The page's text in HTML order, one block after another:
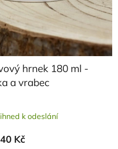
hrnek 180 ml -
a vrabec
hodnocení
je
k odeslání
Kč